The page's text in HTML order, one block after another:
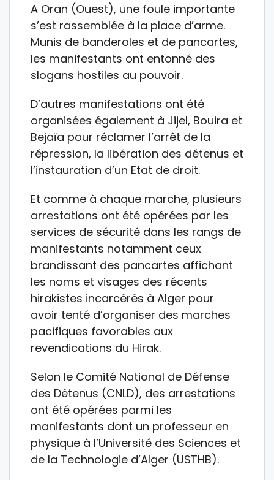
A Oran (Ouest), une foule importante
s’est rassemblée à la place d’arme.
Munis de banderoles et de pancartes,
les manifestants ont entonné des
slogans hostiles au pouvoir.
D’autres manifestations ont été
organisées également à Jijel, Bouira et
Bejaïa pour réclamer l’arrêt de la
répression, la libération des détenus et
l’instauration d’un Etat de droit.
Et comme à chaque marche, plusieurs
arrestations ont été opérées par les
services de sécurité dans les rangs de
manifestants notamment ceux
brandissant des pancartes affichant
les noms et visages des récents
hirakistes incarcérés à Alger pour
avoir tenté d’organiser des marches
pacifiques favorables aux
revendications du Hirak.
Selon le Comité National de Défense
des Détenus (CNLD), des arrestations
ont été opérées parmi les
manifestants dont un professeur en
physique à l’Université des Sciences et
de la Technologie d’Alger (USTHB).